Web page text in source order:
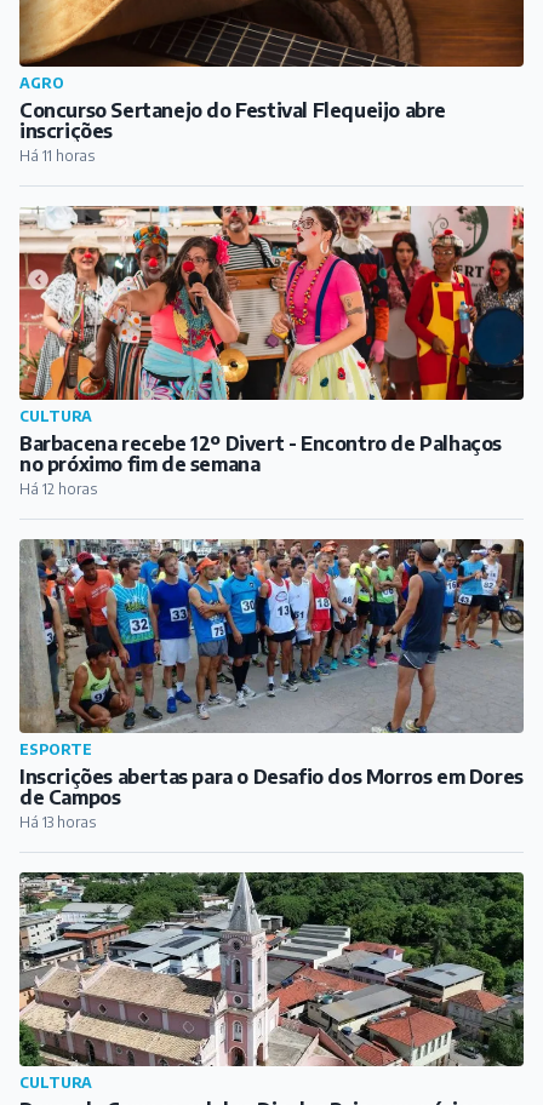
CULTURA
Barbacena recebe 12º Divert - Encontro de Palhaços
no próximo fim de semana
Há 12 horas
ESPORTE
Inscrições abertas para o Desafio dos Morros em Dores
de Campos
Há 13 horas
CULTURA
Dores de Campos celebra Dia dos Pais com música em
praça pública
Há 14 horas